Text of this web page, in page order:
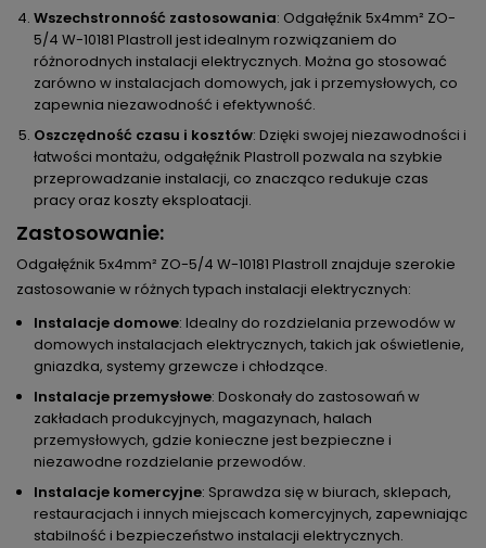
Wszechstronność zastosowania: Odgałęźnik 5x4mm² ZO-
5/4 W-10181 Plastroll jest idealnym rozwiązaniem do
różnorodnych instalacji elektrycznych. Można go stosować
zarówno w instalacjach domowych, jak i przemysłowych, co
zapewnia niezawodność i efektywność.
Oszczędność czasu i kosztów: Dzięki swojej niezawodności i
łatwości montażu, odgałęźnik Plastroll pozwala na szybkie
przeprowadzanie instalacji, co znacząco redukuje czas
pracy oraz koszty eksploatacji.
Zastosowanie:
Odgałęźnik 5x4mm² ZO-5/4 W-10181 Plastroll znajduje szerokie
zastosowanie w różnych typach instalacji elektrycznych:
Instalacje domowe: Idealny do rozdzielania przewodów w
domowych instalacjach elektrycznych, takich jak oświetlenie,
gniazdka, systemy grzewcze i chłodzące.
Instalacje przemysłowe: Doskonały do zastosowań w
zakładach produkcyjnych, magazynach, halach
przemysłowych, gdzie konieczne jest bezpieczne i
niezawodne rozdzielanie przewodów.
Instalacje komercyjne: Sprawdza się w biurach, sklepach,
restauracjach i innych miejscach komercyjnych, zapewniając
stabilność i bezpieczeństwo instalacji elektrycznych.